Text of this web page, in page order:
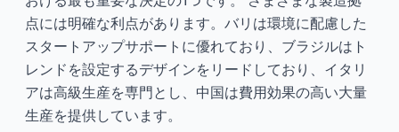
点には明確な利点があります。バリは環境に配慮した
スタートアップサポートに優れており、ブラジルはト
レンドを設定するデザインをリードしており、イタリ
アは高級生産を専門とし、中国は費用効果の高い大量
生産を提供しています。